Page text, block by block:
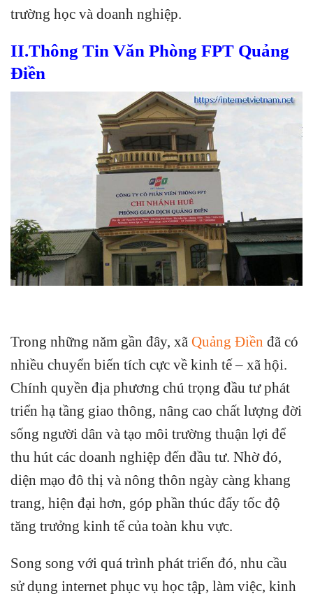
trường học và doanh nghiệp.
II.Thông Tin Văn Phòng FPT Quảng
Điền
Trong những năm gần đây, xã Quảng Điền đã có
nhiều chuyển biến tích cực về kinh tế – xã hội.
Chính quyền địa phương chú trọng đầu tư phát
triển hạ tầng giao thông, nâng cao chất lượng đời
sống người dân và tạo môi trường thuận lợi để
thu hút các doanh nghiệp đến đầu tư. Nhờ đó,
diện mạo đô thị và nông thôn ngày càng khang
trang, hiện đại hơn, góp phần thúc đẩy tốc độ
tăng trưởng kinh tế của toàn khu vực.
Song song với quá trình phát triển đó, nhu cầu
sử dụng internet phục vụ học tập, làm việc, kinh